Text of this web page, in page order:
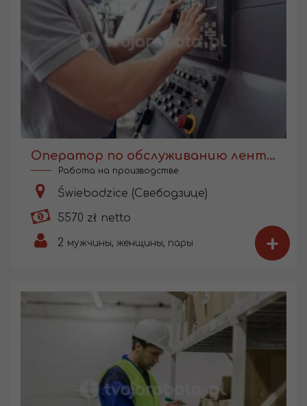
Оператор по обслуживанию ленточных пил
Работа на производстве
Świebodzice (Свебодзице)
5570 zł netto
2 мужчины, женщины, пары +